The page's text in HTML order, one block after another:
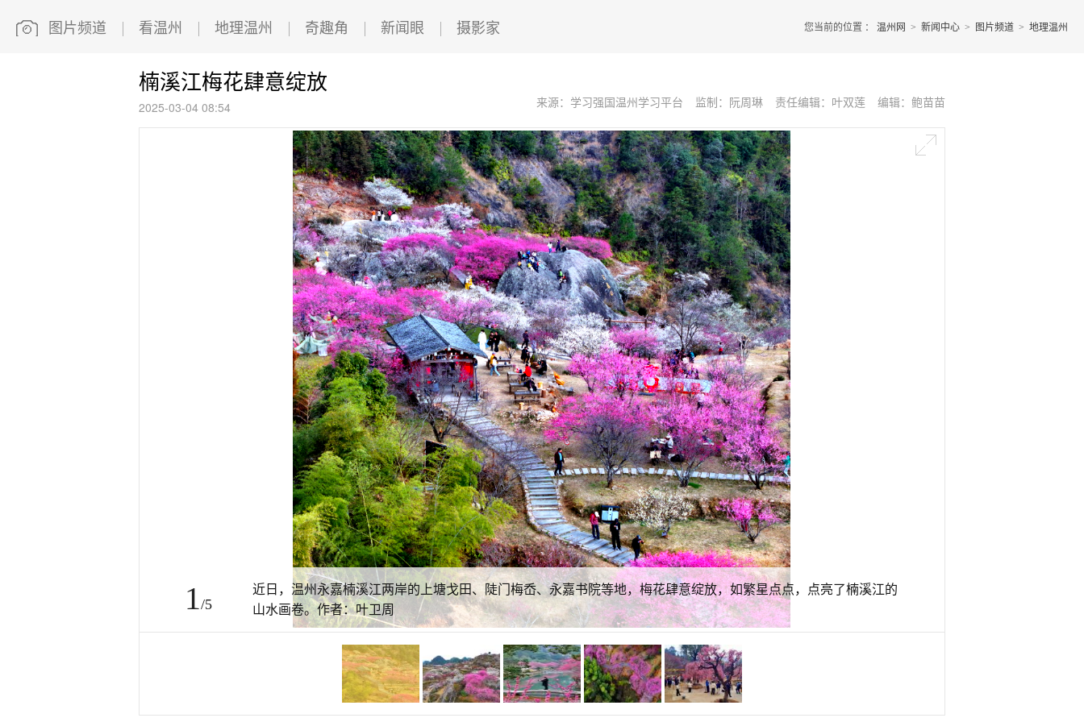
图片频道 看温州 地理温州 奇趣角 新闻眼 摄影家 您当前的位置 ： 温州网 > 新闻中心 > 图片频道 > 地理温州
楠溪江梅花肆意绽放
2025-03-04 08:54 来源：学习强国温州学习平台 监制：阮周琳 责任编辑：叶双莲 编辑：鲍苗苗
1/5
近日，温州永嘉楠溪江两岸的上塘戈田、陡门梅岙、永嘉书院等地，梅花肆意绽放，如繁星点点，点亮了楠溪江的
山水画卷。作者：叶卫周